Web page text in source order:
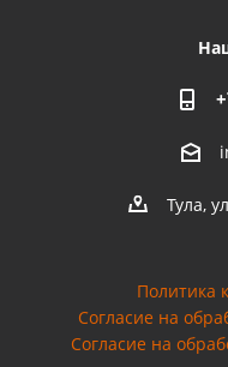
Тула,
Политика
Согласие на
Cогласие на